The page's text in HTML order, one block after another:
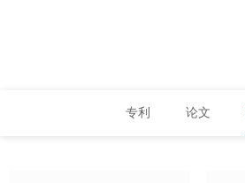
专利 论文